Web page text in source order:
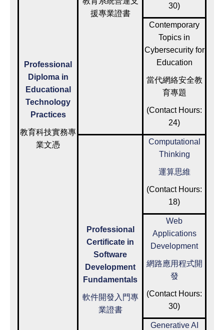
Professional
Diploma in
Educational
Technology
Practices
教育科技實務專
業文憑
援專業證書
30)
Contemporary
Topics in
Cybersecurity for
Education
當代網絡安全教
育專題
(Contact Hours:
24)
Professional
Certificate in
Software
Development
Fundamentals
軟件開發入門專
業證書
Computational
Thinking
運算思維
(Contact Hours:
18)
Web
Applications
Development
網路應用程式開
發
(Contact Hours:
30)
Generative AI